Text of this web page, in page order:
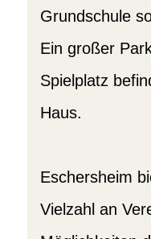
Grundschule
Ein großer
Spielplatz
Haus.
Eschersheim
Vielzahl an